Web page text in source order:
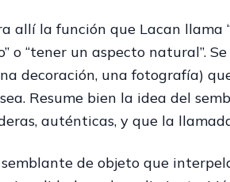
allí la función que Lacan llama
o “tener un aspecto natural”.
decoración, una fotografía)
Resume bien la idea del
auténticas, y que la
de objeto que